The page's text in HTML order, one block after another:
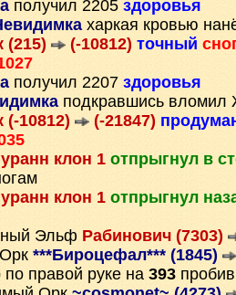
получил 2205 здоровья
харкая кровью
(215) (-10812) точный
получил 2207 здоровья
подкравшись вломил
(-10812) (-21847)
клон 1 отпрыгнул в
клон 1 отпрыгнул
Эльф Рабинович (7303)
***Бироцефал*** (1845)
по правой руке на 393